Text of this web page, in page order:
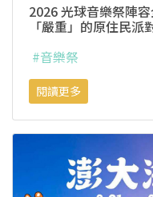
2026 光球音樂祭陣
「嚴重」的原住民
#音樂祭
閱讀更多